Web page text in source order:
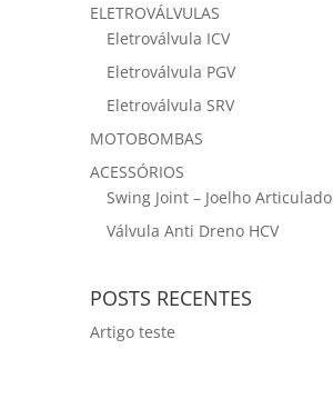
ELETROVÁLVULAS
Eletroválvula ICV
Eletroválvula PGV
Eletroválvula SRV
MOTOBOMBAS
ACESSÓRIOS
Swing Joint – Joelho Articulado
Válvula Anti Dreno HCV
POSTS RECENTES
Artigo teste